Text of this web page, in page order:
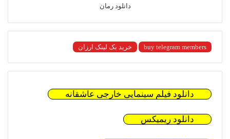
دانلود رمان
buy telegram members خرید بک لینک ارزان
دانلود فیلم سینمایی خارجی عاشقانه
دانلود ریمیکس